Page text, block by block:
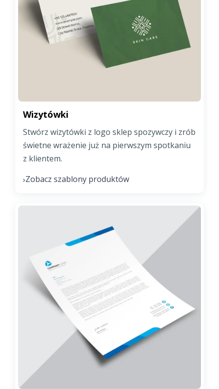
Wizytówki
Stwórz wizytówki z logo sklep spozywczy i zrób
świetne wrażenie już na pierwszym spotkaniu
z klientem.
›Zobacz szablony produktów